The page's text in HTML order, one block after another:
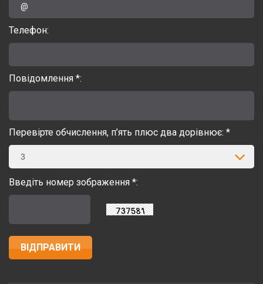
Телефон:
Повідомлення *:
Перевірте обчислення, п’ять плюс два дорівнює: *
3
Введіть номер зображення *: